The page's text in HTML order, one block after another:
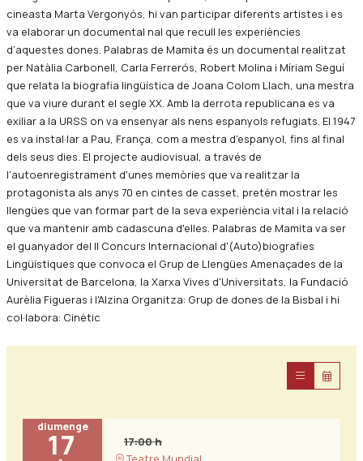
cineasta Marta Vergonyós, hi van participar diferents artistes i es
va elaborar un documental nal que recull les experiències
d’aquestes dones. Palabras de Mamita és un documental realitzat
per Natàlia Carbonell, Carla Ferrerós, Robert Molina i Míriam Seguí
que relata la biografia lingüística de Joana Colom Llach, una mestra
que va viure durant el segle XX. Amb la derrota republicana es va
exiliar a la URSS on va ensenyar als nens espanyols refugiats. El 1947
es va instal·lar a Pau, França, com a mestra d'espanyol, fins al final
dels seus dies. El projecte audiovisual, a través de
l'autoenregistrament d'unes memòries que va realitzar la
protagonista als anys 70 en cintes de casset, pretén mostrar les
llengües que van formar part de la seva experiència vital i la relació
que va mantenir amb cadascuna d'elles. Palabras de Mamita va ser
el guanyador del II Concurs Internacional d'(Auto)biografies
Lingüístiques que convoca el Grup de Llengües Amenaçades de la
Universitat de Barcelona, la Xarxa Vives d'Universitats, la Fundació
Aurèlia Figueras i l'Alzina Organitza: Grup de dones de la Bisbal i hi
col·labora: Cinètic
diumenge
17
17:00 h